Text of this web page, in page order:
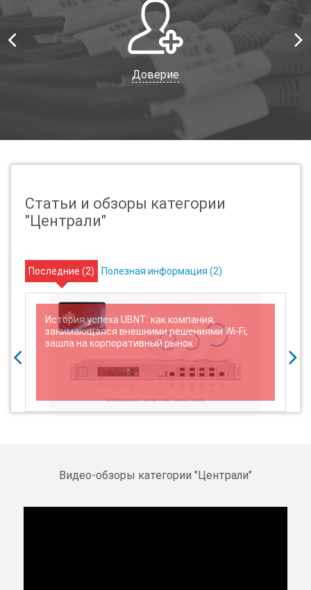
Доверие
Статьи и обзоры категории
"Централи"
Последние (2) Полезная информация (2)
История успеха UBNT: как компания,
занимающаяся внешними решениями Wi-Fi,
зашла на корпоративный рынок
Видео-обзоры категории "Централи"